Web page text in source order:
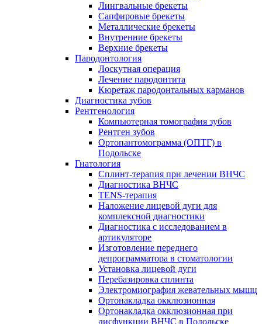
Лингвальные брекеты
Сапфировые брекеты
Металлические брекеты
Внутренние брекеты
Верхние брекеты
Пародонтология
Лоскутная операция
Лечение пародонтита
Кюретаж пародонтальных карманов
Диагностика зубов
Рентгенология
Компьютерная томография зубов
Рентген зубов
Ортопантомограмма (ОПТГ) в
Подольске
Гнатология
Сплинт-терапия при лечении ВНЧС
Диагностика ВНЧС
TENS-терапия
Наложение лицевой дуги для
комплексной диагностики
Диагностика с исследованием в
артикуляторе
Изготовление переднего
депрограмматора в стоматологии
Установка лицевой дуги
Перебазировка сплинта
Электромиография жевательных мышц
Ортонакладка окклюзионная
Ортонакладка окклюзионная при
дисфункции ВНЧС в Подольске